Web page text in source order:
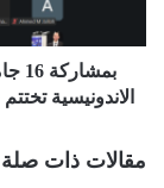
الاندونيسية
مقالات ذات صلة